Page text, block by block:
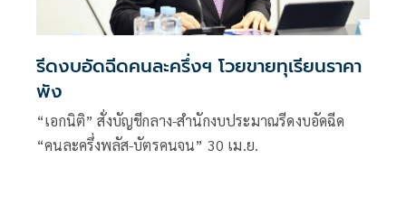
รีดงบอัดฉีดคนละครึ่งฯ โวยขายทุเรียนราคา
พัง
“เอกนิติ” สั่งบัญชีกลาง-สำนักงบประมาณรีดงบอัดฉีด
“คนละครึ่งพลัส-บัตรคนจน” 30 เม.ย.